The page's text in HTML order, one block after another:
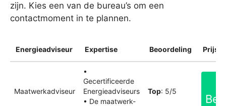
zijn. Kies een van de bureau’s om een
contactmoment in te plannen.
Energieadviseur Expertise Beoordeling
Maatwerkadviseur
•
Gecertificeerde
Energieadviseurs
• De maatwerk-
Top: 5/5